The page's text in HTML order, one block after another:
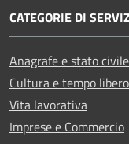
CATEGORIE DI
Anagrafe e stato civile
Cultura e tempo libero
Vita lavorativa
Imprese e Commercio